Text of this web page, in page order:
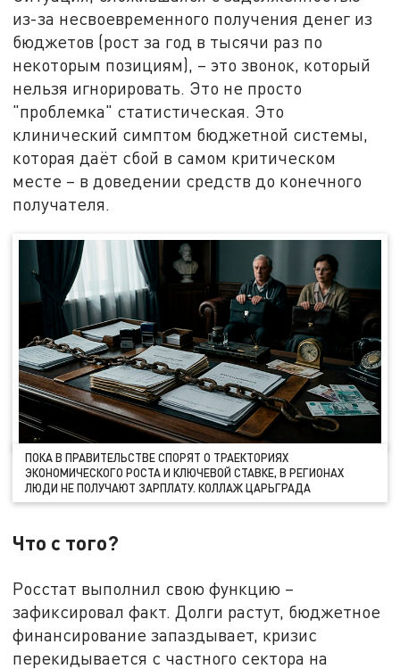
из-за несвоевременного получения денег из
бюджетов (рост за год в тысячи раз по
некоторым позициям), – это звонок, который
нельзя игнорировать. Это не просто
"проблемка" статистическая. Это
клинический симптом бюджетной системы,
которая даёт сбой в самом критическом
месте – в доведении средств до конечного
получателя.
ПОКА В ПРАВИТЕЛЬСТВЕ СПОРЯТ О ТРАЕКТОРИЯХ
ЭКОНОМИЧЕСКОГО РОСТА И КЛЮЧЕВОЙ СТАВКЕ, В РЕГИОНАХ
ЛЮДИ НЕ ПОЛУЧАЮТ ЗАРПЛАТУ. КОЛЛАЖ ЦАРЬГРАДА
Что с того?
Росстат выполнил свою функцию –
зафиксировал факт. Долги растут, бюджетное
финансирование запаздывает, кризис
перекидывается с частного сектора на